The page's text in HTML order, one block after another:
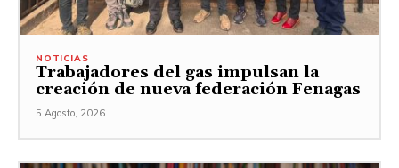
NOTICIAS
Trabajadores del gas impulsan la
creación de nueva federación Fenagas
5 Agosto, 2026